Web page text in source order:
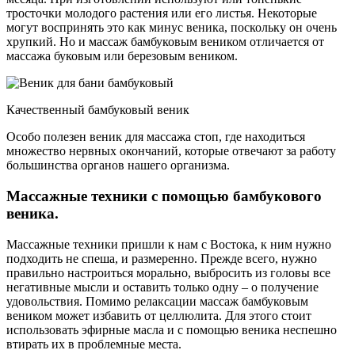
тросточки молодого растения или его листья. Некоторые
могут воспринять это как минус веника, поскольку он очень
хрупкий. Но и массаж бамбуковым веником отличается от
массажа буковым или березовым веником.
Качественный бамбуковый веник
Особо полезен веник для массажа стоп, где находиться
множество нервных окончаний, которые отвечают за работу
большинства органов нашего организма.
Массажные техники с помощью бамбукового
веника.
Массажные техники пришли к нам с Востока, к ним нужно
подходить не спеша, и размеренно. Прежде всего, нужно
правильно настроиться морально, выбросить из головы все
негативные мысли и оставить только одну – о получение
удовольствия. Помимо релаксации массаж бамбуковым
веником может избавить от целлюлита. Для этого стоит
использовать эфирные масла и с помощью веника неспешно
втирать их в проблемные места.